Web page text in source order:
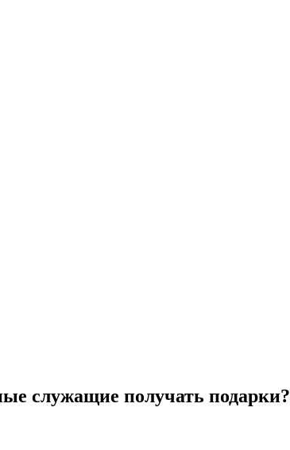
служащие получать подарки?